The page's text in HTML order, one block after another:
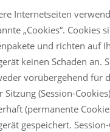
Internetseiten
„Cookies“. Cookies
und richten auf
keinen Schaden an.
vorübergehend für
Sitzung (Session-
(permanente
gespeichert.